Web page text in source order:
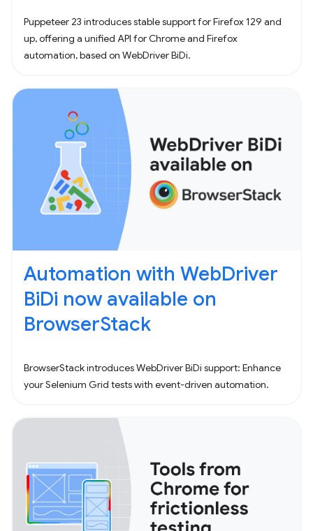
Puppeteer 23 introduces stable support for Firefox 129 and
up, offering a unified API for Chrome and Firefox
automation, based on WebDriver BiDi.
Automation with WebDriver
BiDi now available on
BrowserStack
BrowserStack introduces WebDriver BiDi support: Enhance
your Selenium Grid tests with event-driven automation.